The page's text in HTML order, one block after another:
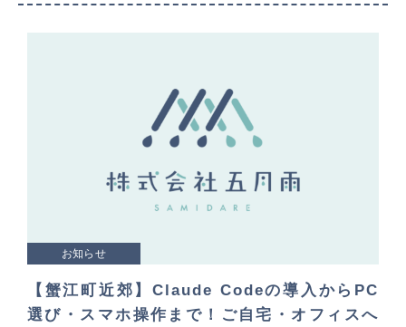
お知らせ
【蟹江町近郊】Claude Codeの導入からPC
選び・スマホ操作まで！ご自宅・オフィスへ